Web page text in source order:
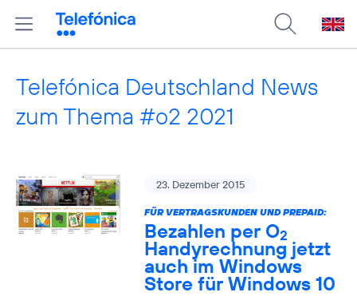
Telefónica Deutschland News
zum Thema #o2 2021
23. Dezember 2015
FÜR VERTRAGSKUNDEN UND PREPAID:
Bezahlen per O2
Handyrechnung jetzt
auch im Windows
Store für Windows 10